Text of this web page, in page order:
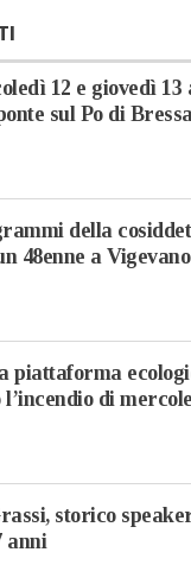
12 e giovedì 13
sul Po di
della
48enne a Vigevano
piattaforma
di
storico
anni